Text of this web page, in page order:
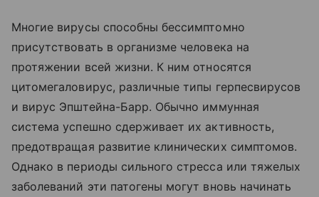
Многие вирусы способны бессимптомно
присутствовать в организме человека на
протяжении всей жизни. К ним относятся
цитомегаловирус, различные типы герпесвирусов
и вирус Эпштейна-Барр. Обычно иммунная
система успешно сдерживает их активность,
предотвращая развитие клинических симптомов.
Однако в периоды сильного стресса или тяжелых
заболеваний эти патогены могут вновь начинать